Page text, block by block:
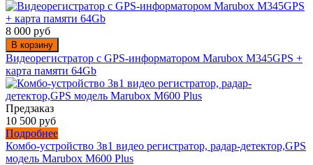
8 000 руб
В корзину
Видеорегистратор с GPS-информатором Marubox M345GPS +
карта памяти 64Gb
Предзаказ
10 500 руб
Подробнее
Комбо-устройство 3в1 видео регистратор, радар-детектор,GPS
модель Marubox M600 Plus